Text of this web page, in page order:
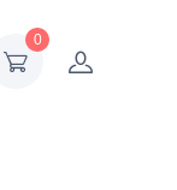
0